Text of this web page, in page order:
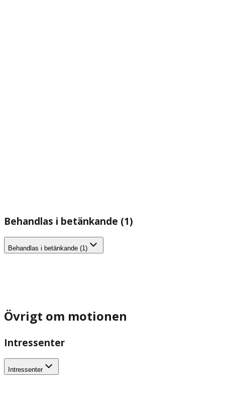
Behandlas i betänkande (1)
Behandlas i betänkande (1)
Övrigt om motionen
Intressenter
Intressenter